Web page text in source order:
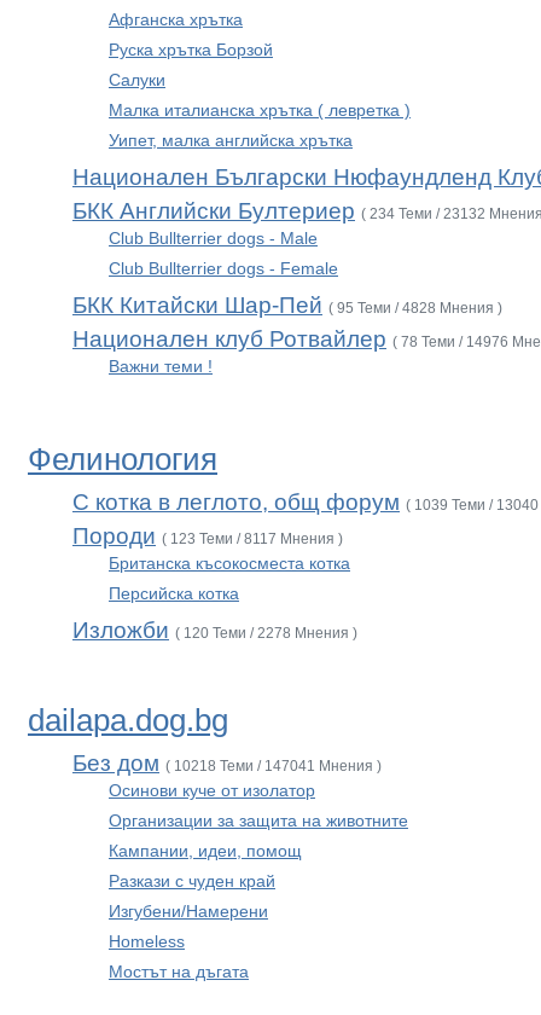
Афганска хрътка
Руска хрътка Борзой
Салуки
Малка италианска хрътка ( левретка )
Уипет, малка английска хрътка
Национален Български Нюфаундленд
БКК Английски Бултериер ( 234 Теми / 23132
Club Bullterrier dogs - Male
Club Bullterrier dogs - Female
БКК Китайски Шар-Пей ( 95 Теми / 4828 Мнения )
Национален клуб Ротвайлер ( 78 Теми / 14976
Важни теми !
Фелинология
С котка в леглото, общ форум ( 1039 Теми /
Породи ( 123 Теми / 8117 Мнения )
Британска късокосместа котка
Персийска котка
Изложби ( 120 Теми / 2278 Мнения )
dailapa.dog.bg
Без дом ( 10218 Теми / 147041 Мнения )
Осинови куче от изолатор
Организации за защита на животните
Кампании, идеи, помощ
Разкази с чуден край
Изгубени/Намерени
Homeless
Мостът на дъгата